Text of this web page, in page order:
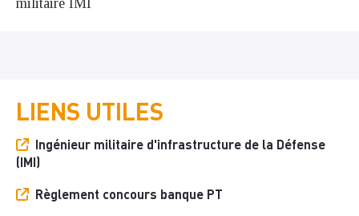
LIENS UTILES
Ingénieur militaire d'infrastructure de la Défense
(IMI)
Règlement concours banque PT